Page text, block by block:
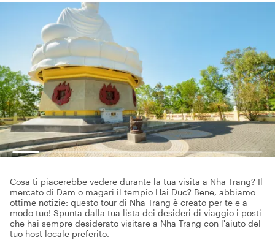
Cosa ti piacerebbe vedere durante la tua visita a Nha Trang? Il
mercato di Dam o magari il tempio Hai Duc? Bene, abbiamo
ottime notizie: questo tour di Nha Trang è creato per te e a
modo tuo! Spunta dalla tua lista dei desideri di viaggio i posti
che hai sempre desiderato visitare a Nha Trang con l'aiuto del
tuo host locale preferito.